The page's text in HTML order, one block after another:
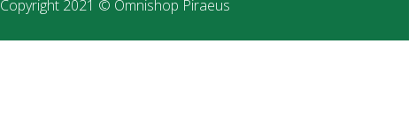
Copyright 2021 © Omnishop Piraeus